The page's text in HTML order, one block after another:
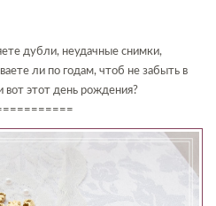
дубли, неудачные снимки,
ли по годам, чтоб не забыть в
вот этот день рождения?